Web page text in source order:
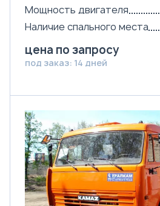
Мощность двигателя
Наличие спального места
цена по запросу
под заказ: 14 дней